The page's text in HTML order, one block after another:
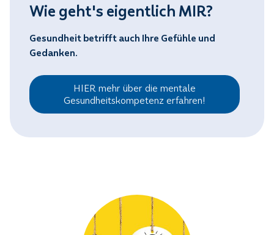
Wie geht's eigentlich MIR?
Gesundheit betrifft auch Ihre Gefühle und
Gedanken.
HIER mehr über die mentale
Gesundheitskompetenz erfahren!